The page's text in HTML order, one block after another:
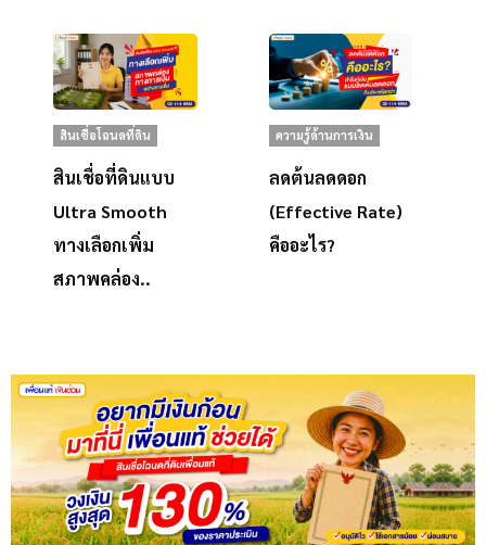
สินเชื่อโฉนดที่ดิน
สินเชื่อที่ดินแบบ
Ultra Smooth
ทางเลือกเพิ่ม
สภาพคล่อง..
ความรู้ด้านการเงิน
ลดต้นลดดอก
(Effective Rate)
คืออะไร?